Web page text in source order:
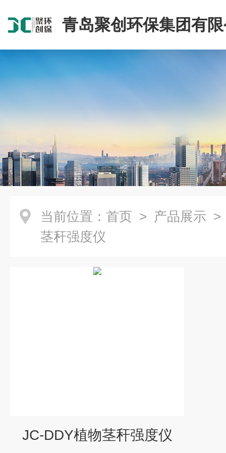
青岛聚创环保集团有
当前位置： 首页 > 产品展示
茎秆强度仪
JC-DDY植物茎秆强度仪